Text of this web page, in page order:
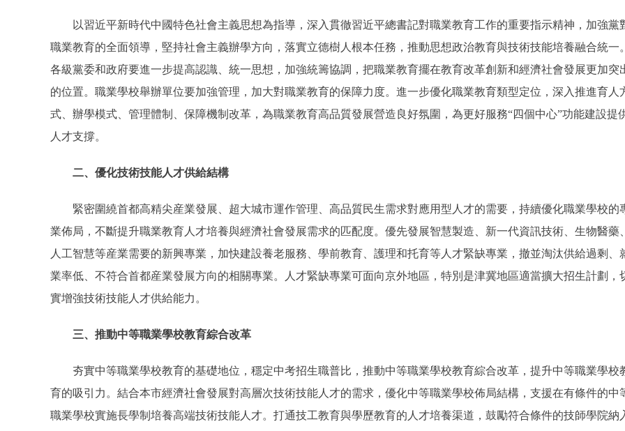
以習近平新時代中國特色社會主義思想為指導，深入貫徹習近平總書記對職業教育工作的重要指示精神，加強黨
職業教育的全面領導，堅持社會主義辦學方向，落實立德樹人根本任務，推動思想政治教育與技術技能培養融合統一。
各級黨委和政府要進一步提高認識、統一思想，加強統籌協調，把職業教育擺在教育改革創新和經濟社會發展更加突
的位置。職業學校舉辦單位要加強管理，加大對職業教育的保障力度。進一步優化職業教育類型定位，深入推進育人
式、辦學模式、管理體制、保障機制改革，為職業教育高品質發展營造良好氛圍，為更好服務“四個中心”功能建設提
人才支撐。
二、優化技術技能人才供給結構
緊密圍繞首都高精尖産業發展、超大城市運作管理、高品質民生需求對應用型人才的需要，持續優化職業學校的
業佈局，不斷提升職業教育人才培養與經濟社會發展需求的匹配度。優先發展智慧製造、新一代資訊技術、生物醫藥、
人工智慧等産業需要的新興專業，加快建設養老服務、學前教育、護理和托育等人才緊缺專業，撤並淘汰供給過剩、
業率低、不符合首都産業發展方向的相關專業。人才緊缺專業可面向京外地區，特別是津冀地區適當擴大招生計劃，
實增強技術技能人才供給能力。
三、推動中等職業學校教育綜合改革
夯實中等職業學校教育的基礎地位，穩定中考招生職普比，推動中等職業學校教育綜合改革，提升中等職業學校
育的吸引力。結合本市經濟社會發展對高層次技術技能人才的需求，優化中等職業學校佈局結構，支援在有條件的中
職業學校實施長學制培養高端技術技能人才。打通技工教育與學歷教育的人才培養渠道，鼓勵符合條件的技師學院納